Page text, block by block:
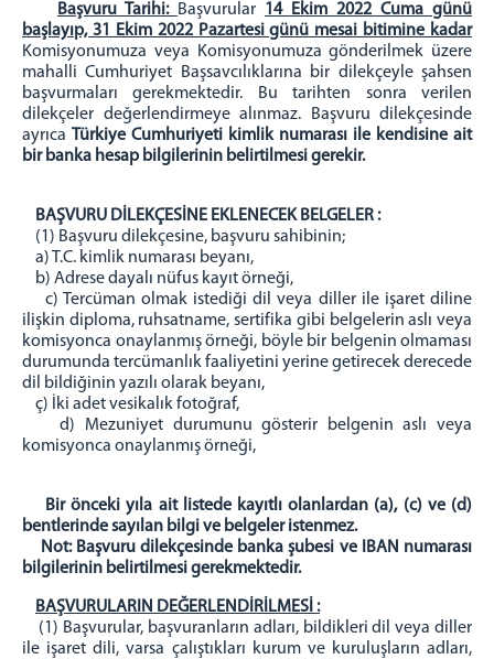
YILDIZELİ
Hakim/Cumhuriyet Savcısı
ZARA
Hakim/Cumhuriyet Savcısı
İLETİŞİM
Başvuru Tarihi: Başvurular 14 Ekim 2022 Cuma günü
başlayıp, 31 Ekim 2022 Pazartesi günü mesai bitimine kadar
Komisyonumuza veya Komisyonumuza gönderilmek üzere
mahalli Cumhuriyet Başsavcılıklarına bir dilekçeyle şahsen
başvurmaları gerekmektedir. Bu tarihten sonra verilen
dilekçeler değerlendirmeye alınmaz. Başvuru dilekçesinde
ayrıca Türkiye Cumhuriyeti kimlik numarası ile kendisine ait
bir banka hesap bilgilerinin belirtilmesi gerekir.
BAŞVURU DİLEKÇESİNE EKLENECEK BELGELER :
(1) Başvuru dilekçesine, başvuru sahibinin;
a) T.C. kimlik numarası beyanı,
b) Adrese dayalı nüfus kayıt örneği,
c) Tercüman olmak istediği dil veya diller ile işaret diline
ilişkin diploma, ruhsatname, sertifika gibi belgelerin aslı veya
komisyonca onaylanmış örneği, böyle bir belgenin olmaması
durumunda tercümanlık faaliyetini yerine getirecek derecede
dil bildiğinin yazılı olarak beyanı,
ç) İki adet vesikalık fotoğraf,
d) Mezuniyet durumunu gösterir belgenin aslı veya
komisyonca onaylanmış örneği,
Bir önceki yıla ait listede kayıtlı olanlardan (a), (c) ve (d)
bentlerinde sayılan bilgi ve belgeler istenmez.
Not: Başvuru dilekçesinde banka şubesi ve IBAN numarası
bilgilerinin belirtilmesi gerekmektedir.
BAŞVURULARIN DEĞERLENDİRİLMESİ :
(1) Başvurular, başvuranların adları, bildikleri dil veya diller
ile işaret dili, varsa çalıştıkları kurum ve kuruluşların adları,